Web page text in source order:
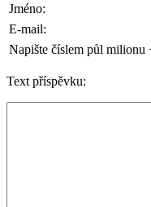
Jméno:
E-mail:
Napište číslem půl milionu
Text příspěvku: